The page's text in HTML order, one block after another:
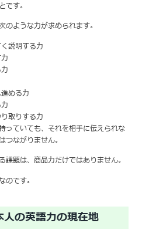
です。
のような力が求められます。
説明する力
める力
取りする力
っていても、それを相手に伝えられな
つながりません。
課題は、商品力だけではありません。
のです。
の英語力の現在地